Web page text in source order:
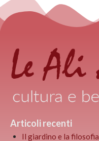
Articoli recenti
Il giardino e la filosofia